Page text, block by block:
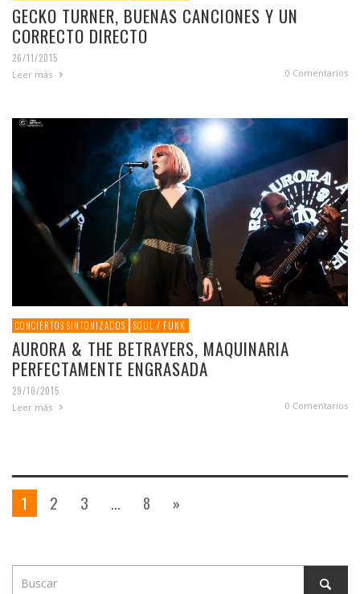
GECKO TURNER, BUENAS CANCIONES Y UN
CORRECTO DIRECTO
26/11/2015
Leer más 0 Comentarios
CONCIERTOS SINTONIZADOS SOUL / FUNK
AURORA & THE BETRAYERS, MAQUINARIA
PERFECTAMENTE ENGRASADA
29/10/2015
Leer más 0 Comentarios
1 2 3 … 8 »